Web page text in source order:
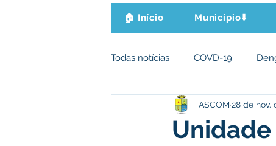
🏠 Início Município⬇️
Todas notícias COVD-19
Infraestrutura e Obras
ASCOM 28 de nov.